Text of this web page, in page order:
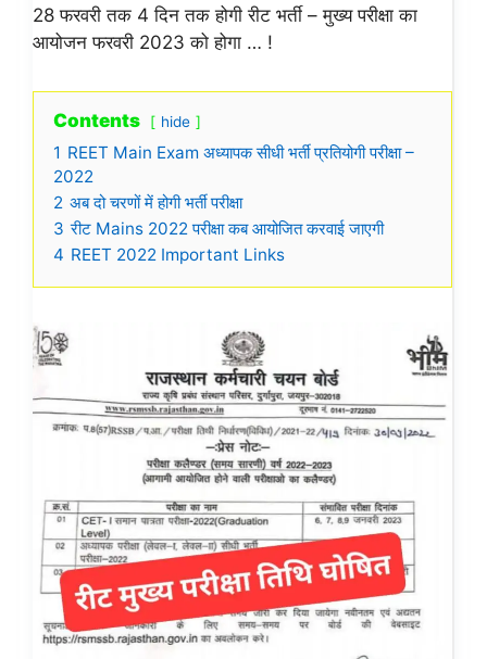
28 फरवरी तक 4 दिन तक होगी रीट भर्ती – मुख्य परीक्षा का
आयोजन फरवरी 2023 को होगा … !
Contents hide
1 REET Main Exam अध्यापक सीधी भर्ती प्रतियोगी परीक्षा –
2022
2 अब दो चरणों में होगी भर्ती परीक्षा
3 रीट Mains 2022 परीक्षा कब आयोजित करवाई जाएगी
4 REET 2022 Important Links